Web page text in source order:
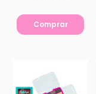
Comprar